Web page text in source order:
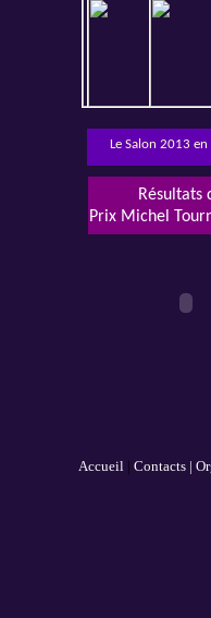
Accueil | Contacts |
Résultats
Prix Michel
Le Salon 2013